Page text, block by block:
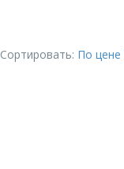
Сортировать: По цене